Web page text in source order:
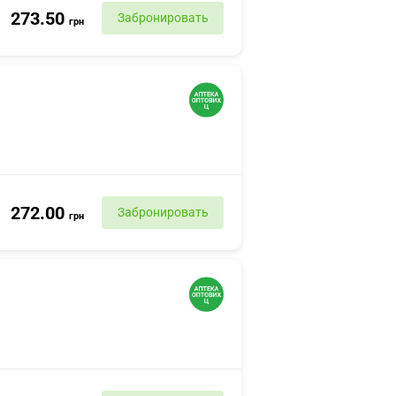
273.50 грн Забронировать
272.00 грн Забронировать